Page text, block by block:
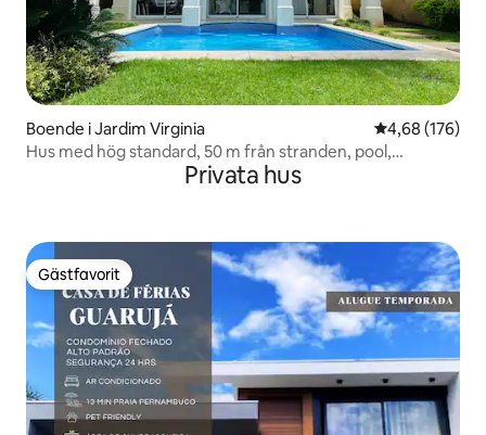
Boende i Jardim Virginia 4,68 av 5 i
4,68 (176)
Hus med hög standard, 50 m från stranden, pool,
Privata hus
Gästfavorit
Gästfavorit